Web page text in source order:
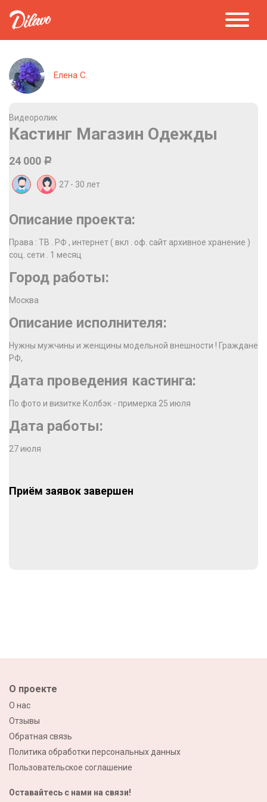
Елена С.
Видеоролик
Кастинг Магазин Одежды
24 000 Р
27 - 30 лет
Описание проекта:
Права : ТВ . РФ , интернет ( вкл . оф. сайт архивное хранение )
соц. сети . 1 месяц
Город работы:
Москва
Описание исполнителя:
Нужны мужчины и женщины модельной внешности ! Граждане
РФ,
Дата проведения кастинга:
По фото и визитке Колбэк - примерка 25 июля
Дата работы:
27 июля
Приём заявок завершен
О проекте
О нас
Отзывы
Обратная связь
Политика обработки персональных данных
Пользовательское соглашение
Оставайтесь с нами на связи!